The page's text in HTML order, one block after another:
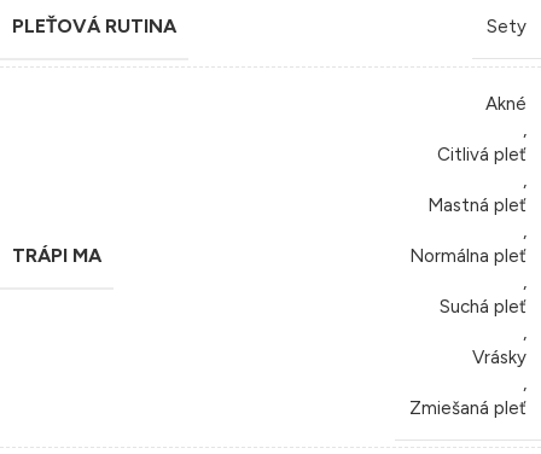
PLEŤOVÁ RUTINA Sety
TRÁPI MA
Akné
,
Citlivá pleť
,
Mastná pleť
,
Normálna pleť
,
Suchá pleť
,
Vrásky
,
Zmiešaná pleť